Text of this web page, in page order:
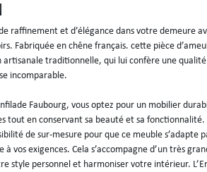
raffinement et d’élégance dans votre demeure
Fabriquée en chêne français. cette pièce
artisanale traditionnelle, qui lui confère une
incomparable.
Faubourg, vous optez pour un mobilier
tout en conservant sa beauté et sa fonctionnalité.
de sur-mesure pour que ce meuble s’adapte
à vos exigences. Cela s’accompagne d’un très
style personnel et harmoniser votre intérieur.